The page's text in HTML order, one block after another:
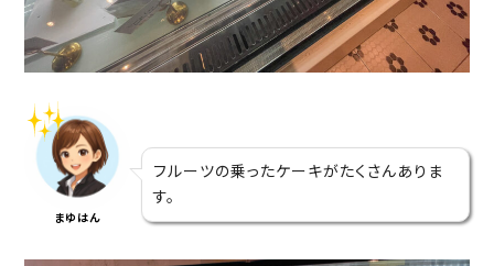
まゆはん
フルーツの乗ったケーキがたくさんありま
す。